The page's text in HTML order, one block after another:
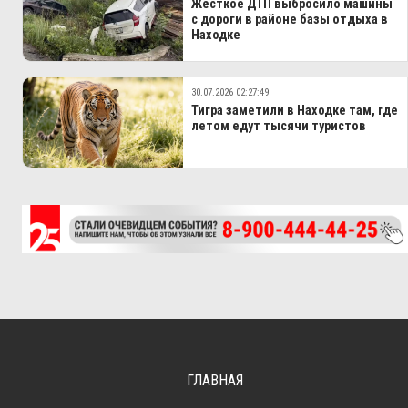
п-ов Де-Фриз, Надеждинский район
с. Покровка, Октябрьский район
с. Новогеоргиевка, Октябрьский район
с. Полтавка, Октябрьский район
с.Фадеевка, Октябрьский район
п.Ольга, Ольгинский район
с. Ракушка (Веселый Яр), Ольгинский район
Жёсткое ДТП выбросило машины
с дороги в районе базы отдыха в
Находке
30.07.2026 02:27:49
Тигра заметили в Находке там, где
летом едут тысячи туристов
ГЛАВНАЯ